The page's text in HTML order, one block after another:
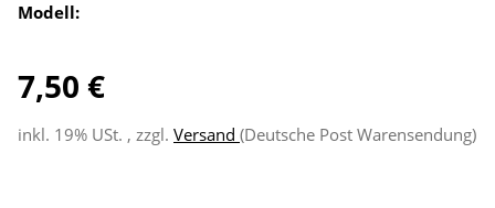
Modell:
7,50 €
inkl. 19% USt. , zzgl. Versand (Deutsche Post Warensendung)